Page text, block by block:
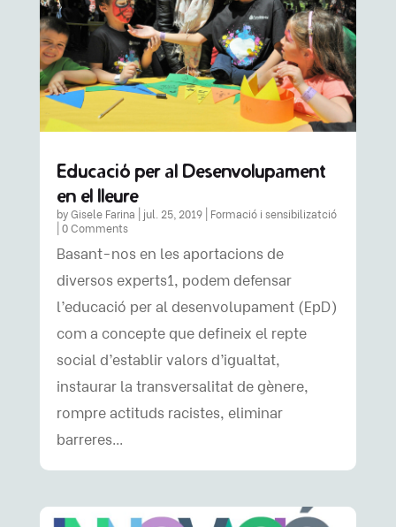
Educació per al Desenvolupament
en el lleure
by Gisele Farina jul. 25, 2019| Formació i sensibilizatció
| 0 Comments
Basant-nos en les aportacions de
diversos experts1, podem defensar
l’educació per al desenvolupament (EpD)
com a concepte que defineix el repte
social d’establir valors d’igualtat,
instaurar la transversalitat de gènere,
rompre actituds racistes, eliminar
barreres...